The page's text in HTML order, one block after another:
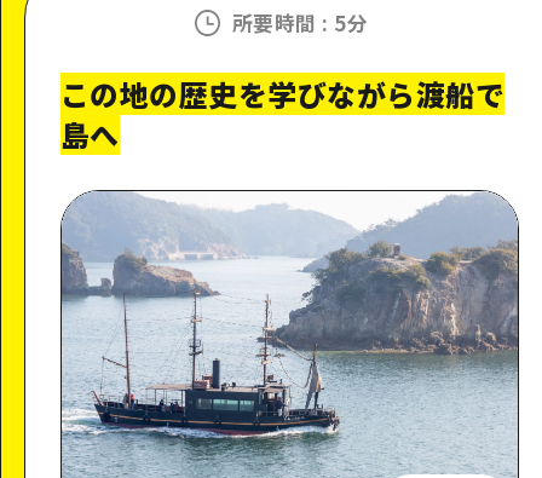
所要時間 : 5分
この地の歴史を学びながら渡船で
島へ